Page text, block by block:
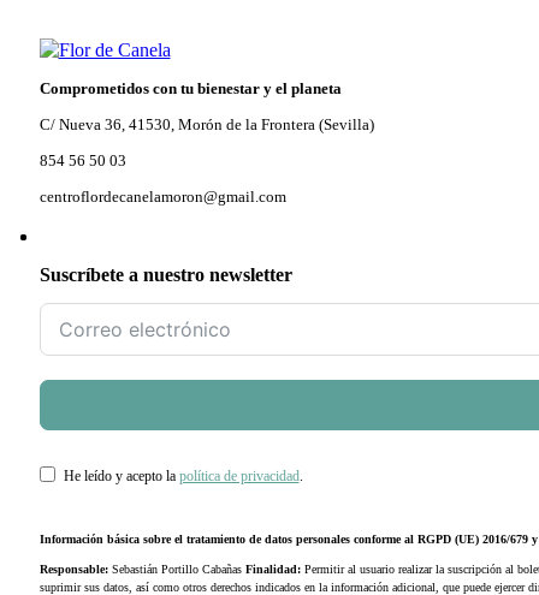
Comprometidos con tu bienestar y el planeta
C/ Nueva 36, 41530, Morón de la Frontera (Sevilla)
854 56 50 03
centroflordecanelamoron@gmail.com
Suscríbete a nuestro newsletter
He leído y acepto la política de privacidad.
Información básica sobre el tratamiento de datos personales conforme al RGPD (UE) 2016/679
Responsable:Sebastián Portillo Cabañas Finalidad:Permitir al usuario realizar la suscripción al
suprimir sus datos, así como otros derechos indicados en la información adicional, que puede